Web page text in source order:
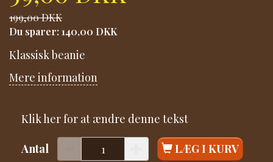
199,00 DKK
Du sparer: 140,00 DKK
Klassisk beanie
Mere information
Klik her for at ændre denne tekst
Antal LÆG I KURV